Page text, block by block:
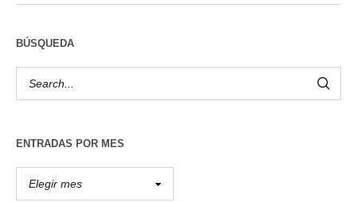
BÚSQUEDA
ENTRADAS POR MES